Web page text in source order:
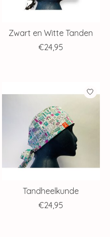
Zwart en Witte Tanden
€24,95
Tandheelkunde
€24,95